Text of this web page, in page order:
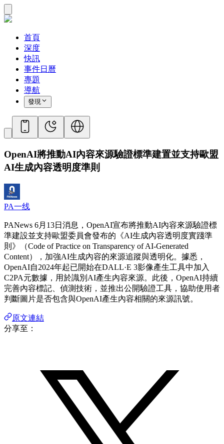
首頁
深度
快訊
事件日曆
專題
導航
發現
OpenAI將推動AI內容來源驗證標準建置並支持歐盟
AI生成內容透明度準則
PA一线
PANews 6月13日消息，OpenAI宣布將推動AI內容來源驗證標
準建設並支持歐盟委員會發布的《AI生成內容透明度實踐準
則》（Code of Practice on Transparency of AI-Generated
Content），加強AI生成內容的來源追蹤與透明化。據悉，
OpenAI自2024年起已開始在DALL·E 3影像產生工具中加入
C2PA元數據，用於識別AI產生內容來源。此後，OpenAI持續
完善內容標記、偵測技術，並推出公開驗證工具，協助使用者
判斷圖片是否包含與OpenAI產生內容相關的來源訊號。
原文連結
分享至：